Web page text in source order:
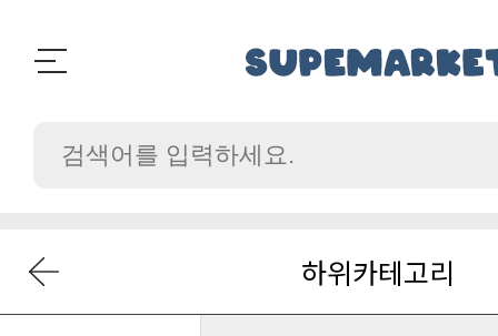
하위카테고리